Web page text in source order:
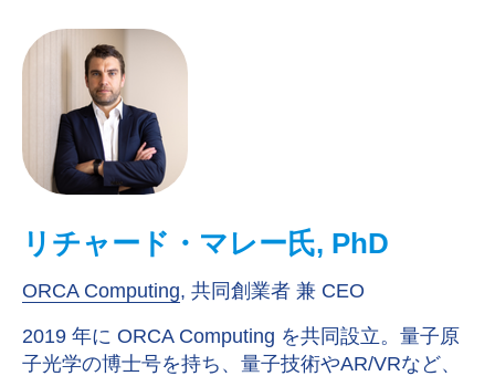
リチャード・マレー氏, PhD
ORCA Computing, 共同創業者 兼 CEO
2019 年に ORCA Computing を共同設立。量子原
子光学の博士号を持ち、量子技術やAR/VRなど、